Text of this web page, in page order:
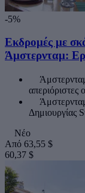
-5%
Εκδρομές με
Άμστερνταμ:
απεριόριστες
Δημιουργίας
Νέο
Από 63,55 $
60,37 $